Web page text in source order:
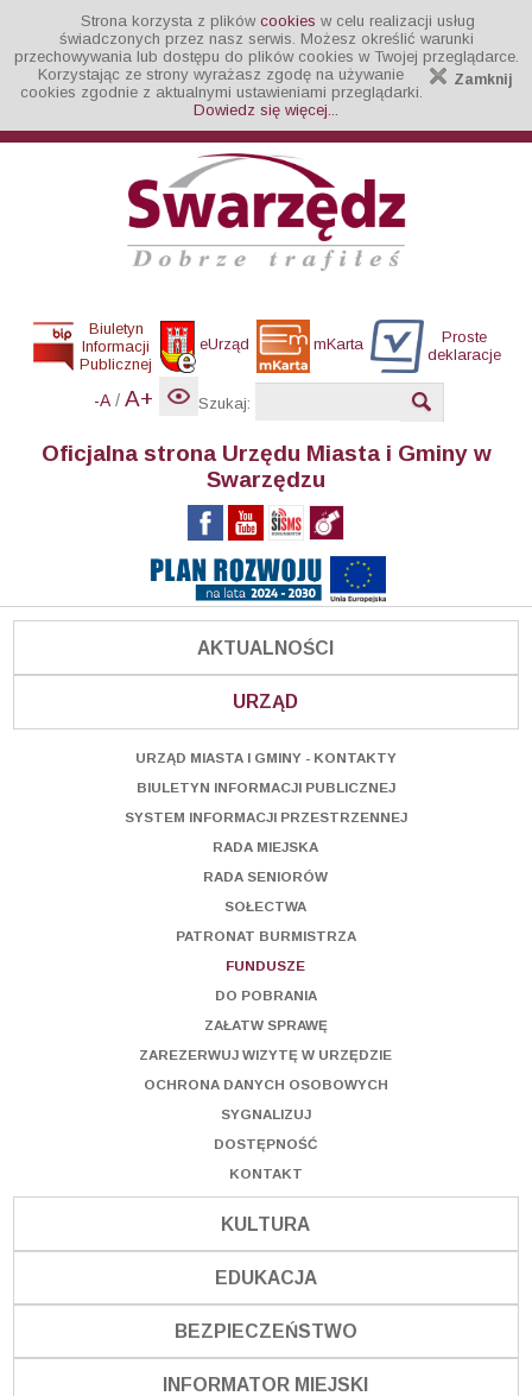
Strona korzysta z plików cookies w celu realizacji usług
świadczonych przez nasz serwis. Możesz określić warunki
przechowywania lub dostępu do plików cookies w Twojej przeglądarce.
Zamknij
Korzystając ze strony wyrażasz zgodę na używanie
cookies zgodnie z aktualnymi ustawieniami przeglądarki.
Dowiedz się więcej...
Biuletyn
Informacji
Publicznej
eUrząd mKarta
Proste
deklaracje
-A / A+ Szukaj:
Oficjalna strona Urzędu Miasta i Gminy w
Swarzędzu
AKTUALNOŚCI
URZĄD
URZĄD MIASTA I GMINY - KONTAKTY
BIULETYN INFORMACJI PUBLICZNEJ
SYSTEM INFORMACJI PRZESTRZENNEJ
RADA MIEJSKA
RADA SENIORÓW
SOŁECTWA
PATRONAT BURMISTRZA
FUNDUSZE
DO POBRANIA
ZAŁATW SPRAWĘ
ZAREZERWUJ WIZYTĘ W URZĘDZIE
OCHRONA DANYCH OSOBOWYCH
SYGNALIZUJ
DOSTĘPNOŚĆ
KONTAKT
KULTURA
EDUKACJA
BEZPIECZEŃSTWO
INFORMATOR MIEJSKI